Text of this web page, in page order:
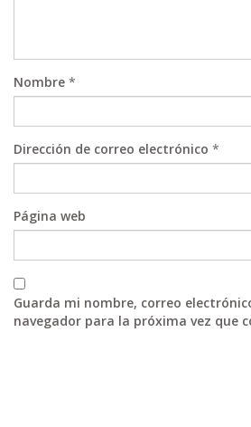
Nombre *
Dirección de correo electrónico *
Página web
Guarda mi nombre, correo
navegador para la próxima vez que